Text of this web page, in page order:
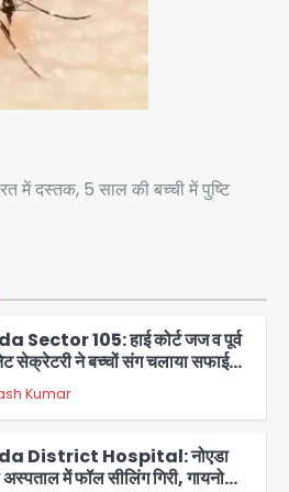
में दस्तक, 5 साल की बच्ची में पुष्टि
कांग्रेस के सह-पर्यवेक्षक बने
शर्मा, गौतमबुद्धनगर नेताओं ने जताया
Kumar
Bal Bharati School
Sector 105: हाई कोर्ट जज व पूर्व
सेक्रेटरी ने बच्चों संग चलाया सफाई
160 किलो कूड़ा हटाया
Kumar
District Hospital: नोएडा
में फॉल सीलिंग गिरी, गायनो